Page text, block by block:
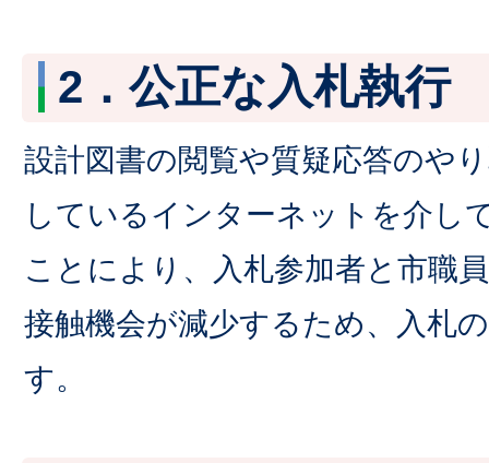
2．公正な入札執行
設計図書の閲覧や質疑応答のや
しているインターネットを介し
ことにより、入札参加者と市職
接触機会が減少するため、入札
す。